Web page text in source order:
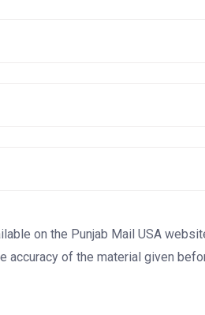
on the Punjab Mail USA
accuracy of the material given